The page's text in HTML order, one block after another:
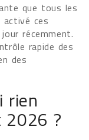
que tous les
activé ces
récemment.
rapide des
des
rien
2026 ?